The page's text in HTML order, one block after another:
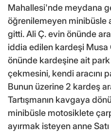
Mahallesi'nde meydana
öğrenilemeyen minibüsle
gitti. Ali Ç. evin önünde
iddia edilen kardeşi Musa
önünde kardeşine ait
çekmesini, kendi aracını
Bunun üzerine 2 kardeş
Tartışmanın kavgaya
minibüsle motosiklete
ayırmak isteyen anne